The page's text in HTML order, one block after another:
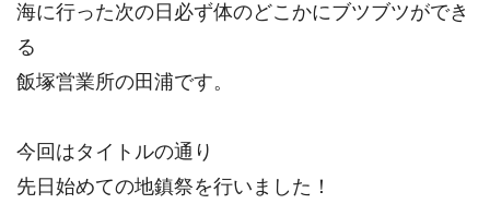
海に行った次の日必ず体のどこかにブツブツができ
る
飯塚営業所の田浦です。
今回はタイトルの通り
先日始めての地鎮祭を行いました！